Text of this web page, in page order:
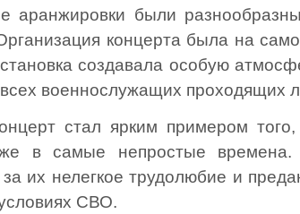
аранжировки были
концерта была на
создавала особую
военнослужащих проходящих
стал ярким примером
в самые непростые
их нелегкое трудолюбие и
СВО.